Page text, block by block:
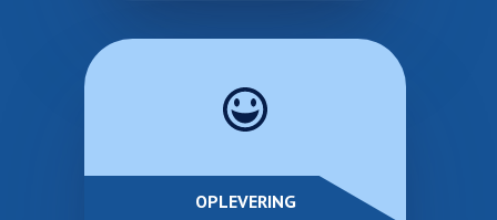
OPLEVERING